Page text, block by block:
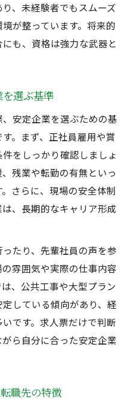
、未経験者でもスムーズ
が整っています。将来的
も、資格は強力な武器と
選ぶ基準
安定企業を選ぶための基
。まず、正社員雇用や賞
をしっかり確認しましょ
残業や転勤の有無といっ
さらに、現場の安全体制
、長期的なキャリア形成
たり、先輩社員の声を参
雰囲気や実際の仕事内容
、公共工事や大型プラン
している傾向があり、経
です。求人票だけで判断
ら自分に合った安定企業
職先の特徴